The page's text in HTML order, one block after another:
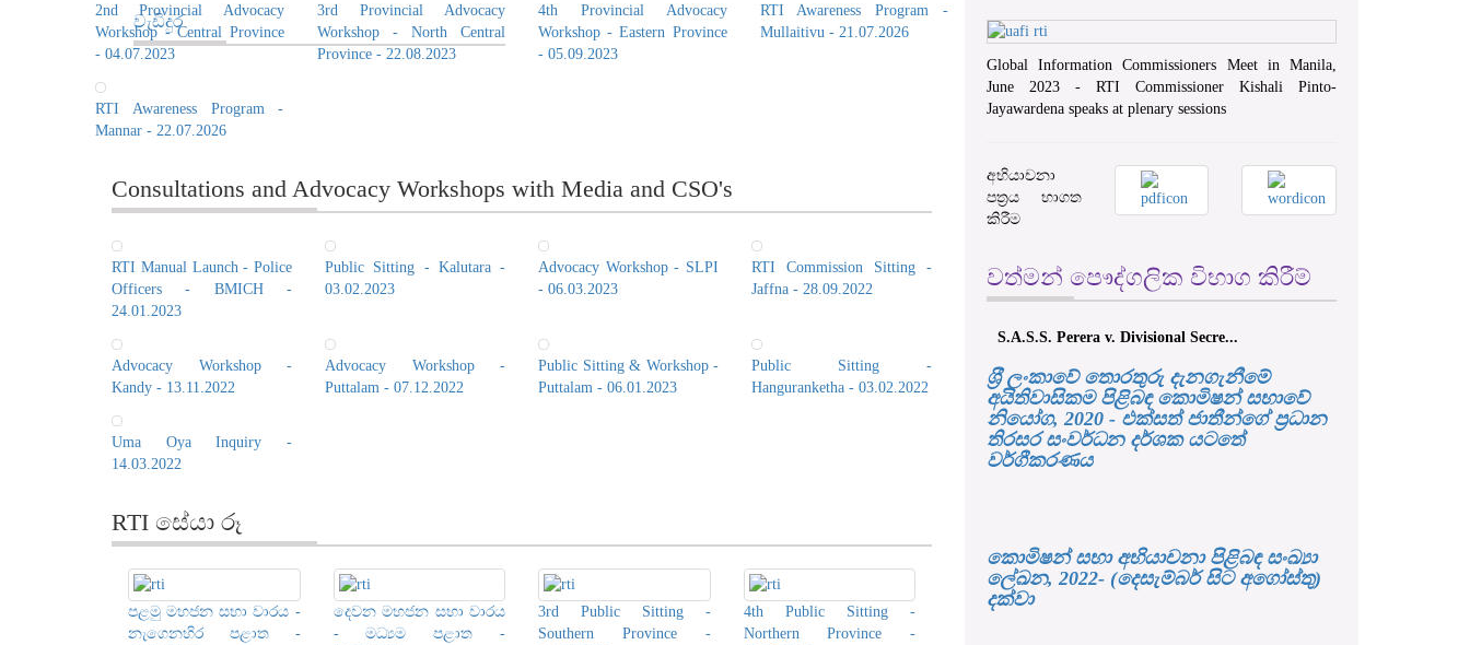
වැඩිදුර
2nd Provincial Advocacy
Workshop - Central Province
- 04.07.2023
3rd Provincial Advocacy
Workshop - North Central
Province - 22.08.2023
4th Provincial Advocacy
Workshop - Eastern Province
- 05.09.2023
RTI Awareness Program -
Mullaitivu - 21.07.2026
RTI Awareness Program -
Mannar - 22.07.2026
Consultations and Advocacy Workshops with Media and CSO's
RTI Manual Launch - Police
Officers - BMICH -
24.01.2023
Public Sitting - Kalutara -
03.02.2023
Advocacy Workshop - SLPI
- 06.03.2023
RTI Commission Sitting -
Jaffna - 28.09.2022
Advocacy Workshop -
Kandy - 13.11.2022
Advocacy Workshop -
Puttalam - 07.12.2022
Public Sitting & Workshop -
Puttalam - 06.01.2023
Public Sitting -
Hanguranketha - 03.02.2022
Uma Oya Inquiry -
14.03.2022
RTI සේයා රූ
පළමු මහජන සභා වාරය -
නැගෙනහිර පළාත -
දෙවන මහජන සභා වාරය
- මධ්‍යම පළාත -
3rd Public Sitting -
Southern Province -
4th Public Sitting -
Northern Province -
Global Information Commissioners Meet in Manila,
June 2023 - RTI Commissioner Kishali Pinto-
Jayawardena speaks at plenary sessions
අභියාචනා
පත්‍රය භාගත
කිරීම
වත්මන් පෞද්ගලික විභාග කිරීම්
S.A.S.S. Perera v. Divisional Secre...
ශ‍්‍රී ලංකාවේ තොරතුරු දැනගැනීමේ
අයිතිවාසිකම පිළිබඳ කොමිෂන් සභාවේ
නියෝග, 2020 - එක්සත් ජාතීන්ගේ ප්‍රධාන
තිරසර සංවර්ධන දර්ශක යටතේ
වර්ගීකරණය
කොමිෂන් සභා අභියාචනා පිළිබඳ සංඛ්‍යා
ලේඛන, 2022- (දෙසැම්බර් සිට අගෝස්තු)
දක්වා